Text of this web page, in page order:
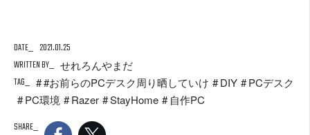
DATE
2021.01.25
WRITTEN BY
せれろんやまだ
TAG
#お前らのPCデスク周り晒していけ DIY
PCデスク
PC環境
Razer StayHome
自作PC
SHARE